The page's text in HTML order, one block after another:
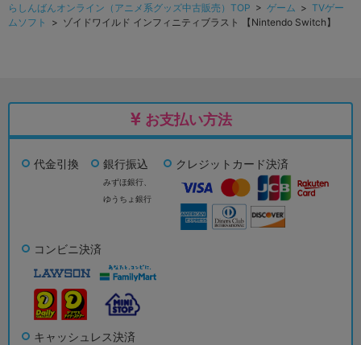
らしんばんオンライン（アニメ系グッズ中古販売）TOP > ゲーム > TVゲー
ムソフト
> ゾイドワイルド インフィニティブラスト 【Nintendo Switch】
お支払い方法
代金引換 銀行振込
みずほ銀行、
ゆうちょ銀行
クレジットカード決済
コンビニ決済
キャッシュレス決済